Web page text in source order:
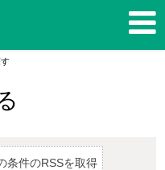
条件のRSSを取得